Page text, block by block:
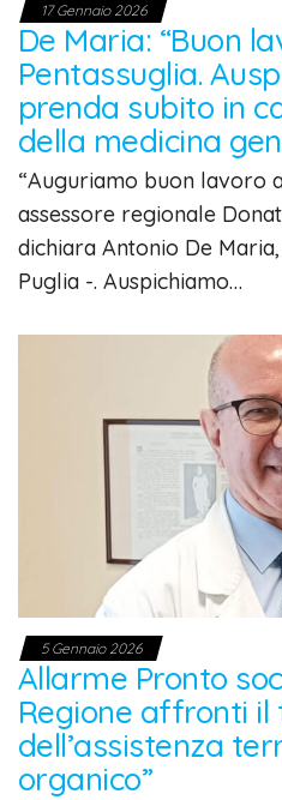
17 Gennaio 2026
De Maria: “Buon
Pentassuglia.
prenda subito in
della medicina
“Auguriamo buon lavoro
assessore regionale
dichiara Antonio De
Puglia -. Auspichiamo…
5 Gennaio 2026
Allarme Pronto
Regione affronti il
dell’assistenza
organico”